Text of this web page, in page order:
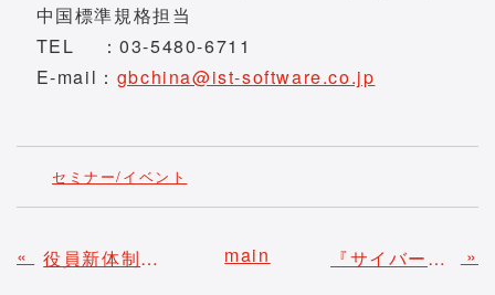
中国標準規格担当
TEL ：03-5480-6711
E-mail： gbchina@ist-software.co.jp
セミナー/イベント
« 役員新体制内定に関するお知らせ main 『サイバーレジリエンスプラットフォーム Powered by Acronis』リリースのご案内 -バックアップからセキュリティ対策まで、皆様のビジネスに安心と安全を- »